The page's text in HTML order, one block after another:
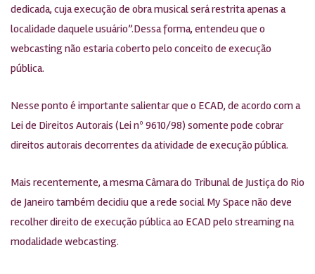
dedicada, cuja execução de obra musical será restrita apenas a
localidade daquele usuário”.Dessa forma, entendeu que o
webcasting não estaria coberto pelo conceito de execução
pública.
Nesse ponto é importante salientar que o ECAD, de acordo com a
Lei de Direitos Autorais (Lei nº 9610/98) somente pode cobrar
direitos autorais decorrentes da atividade de execução pública.
Mais recentemente, a mesma Câmara do Tribunal de Justiça do Rio
de Janeiro também decidiu que a rede social My Space não deve
recolher direito de execução pública ao ECAD pelo streaming na
modalidade webcasting.